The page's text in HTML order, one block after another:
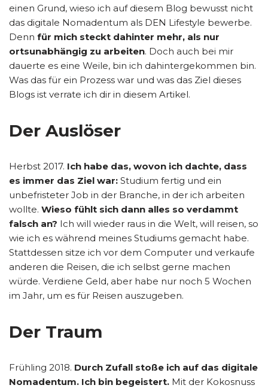
einen Grund, wieso ich auf diesem Blog bewusst nicht
das digitale Nomadentum als DEN Lifestyle bewerbe.
Denn für mich steckt dahinter mehr, als nur
ortsunabhängig zu arbeiten. Doch auch bei mir
dauerte es eine Weile, bin ich dahintergekommen bin.
Was das für ein Prozess war und was das Ziel dieses
Blogs ist verrate ich dir in diesem Artikel.
Der Auslöser
Herbst 2017. Ich habe das, wovon ich dachte, dass
es immer das Ziel war: Studium fertig und ein
unbefristeter Job in der Branche, in der ich arbeiten
wollte. Wieso fühlt sich dann alles so verdammt
falsch an? Ich will wieder raus in die Welt, will reisen, so
wie ich es während meines Studiums gemacht habe.
Stattdessen sitze ich vor dem Computer und verkaufe
anderen die Reisen, die ich selbst gerne machen
würde. Verdiene Geld, aber habe nur noch 5 Wochen
im Jahr, um es für Reisen auszugeben.
Der Traum
Frühling 2018. Durch Zufall stoße ich auf das digitale
Nomadentum. Ich bin begeistert. Mit der Kokosnuss